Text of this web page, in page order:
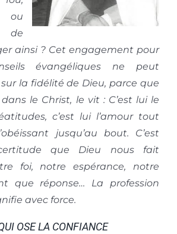
ou
de
ainsi ? Cet engagement pour
évangéliques ne peut
la fidélité de Dieu, parce que
le Christ, le vit : C’est lui le
c’est lui l’amour tout
jusqu’au bout. C’est
que Dieu nous fait
foi, notre espérance, notre
que réponse… La profession
avec force.
OSE LA CONFIANCE